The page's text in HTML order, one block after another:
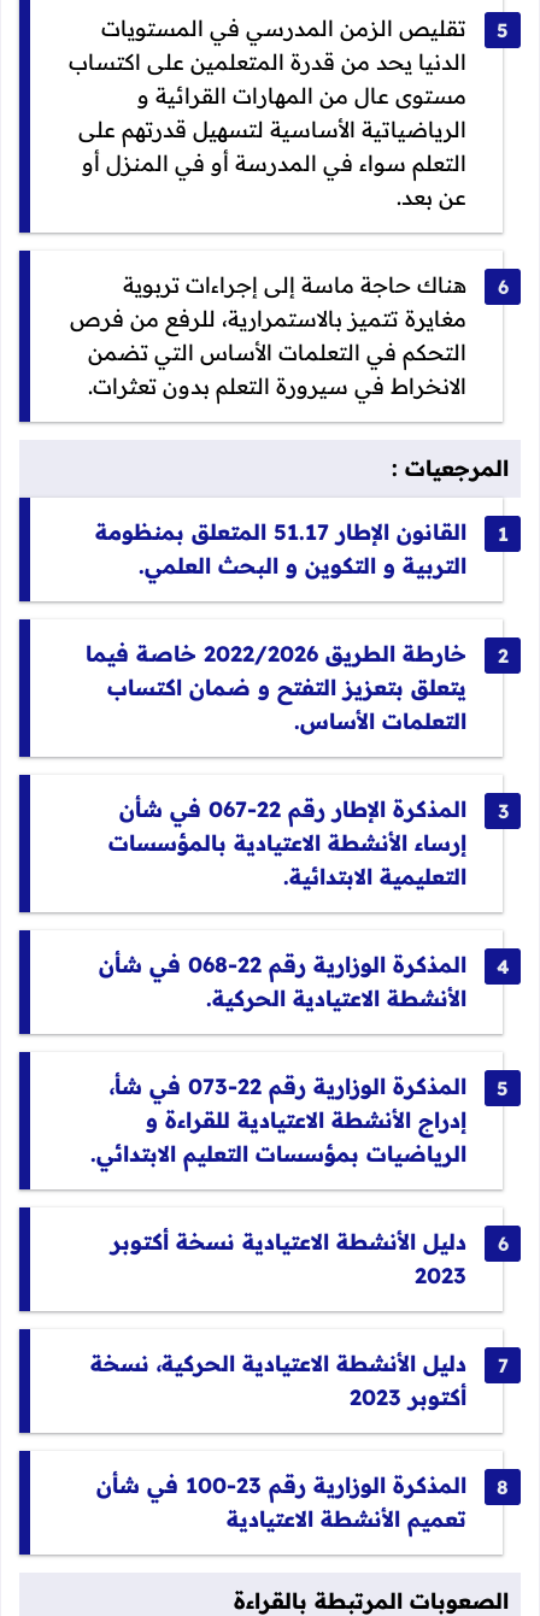
تقليص الزمن المدرسي في المستويات
الدنيا يحد من قدرة المتعلمين على اكتساب
مستوى عال من المهارات القرائية و
الرياضياتية الأساسية لتسهيل قدرتهم على
التعلم سواء في المدرسة أو في المنزل أو
عن بعد.
هناك حاجة ماسة إلى إجراءات تربوية
مغايرة تتميز بالاستمرارية، للرفع من فرص
التحكم في التعلمات الأساس التي تضمن
الانخراط في سيرورة التعلم بدون تعثرات.
المرجعيات :
القانون الإطار 51
.17 المتعلق بمنظومة
التربية و التكوين و البحث العلمي.
خارطة ا
لطريق 2022/2026 خاصة فيما
يتعلق بتعزيز التفتح و ضمان اكتساب
التعلمات الأساس.
المذكرة الإطار رقم 22-067 في شأن
إرساء الأنشطة الاعتيادية بالمؤسسات
التعليمية الابتدائية.
المذكر
ة الوزارية رقم 22-068 في شأن
الأنشطة الاعتيادية الحركية.
المذكرة الوزارية رق
م 22-073 في شأ،
إدراج الأنشطة الاعتيادية للقراءة و
الرياضيات بمؤسسات التعليم الابتدائي.
دليل الأنشطة الاعتيادية نسخة أكتوبر
2023
دليل الأنشطة الاعتيادية الحركية، نسخة
أكتوبر 2023
المذكرة الوزارية رقم 23-100 في شأن
تعميم الأنشطة الاعتيادية
الصعوبات المرتبطة بالقراءة